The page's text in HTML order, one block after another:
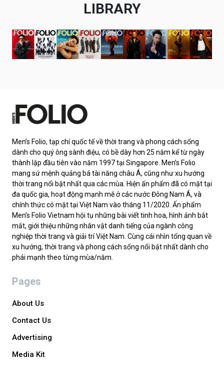
LIBRARY
Men’s Folio, tạp chí quốc tế về thời trang và phong cách sống
dành cho quý ông sành điệu, có bề dày hơn 25 năm kể từ ngày
thành lập đầu tiên vào năm 1997 tại Singapore. Men’s Folio
mang sứ mệnh quảng bá tài năng châu Á, cũng như xu hướng
thời trang nổi bật nhất qua các mùa. Hiện ấn phẩm đã có mặt tại
đa quốc gia, hoạt động mạnh mẽ ở các nước Đông Nam Á, và
chính thức có mặt tại Việt Nam vào tháng 11/2020. Ấn phẩm
Men’s Folio Vietnam hội tụ những bài viết tinh hoa, hình ảnh bắt
mắt, giới thiệu những nhân vật danh tiếng của ngành công
nghiệp thời trang và giải trí Việt Nam. Cùng cái nhìn tổng quan về
xu hướng, thời trang và phong cách sống nổi bật nhất dành cho
phái mạnh theo từng mùa/năm.
Pages
About Us
Contact Us
Advertising
Media Kit